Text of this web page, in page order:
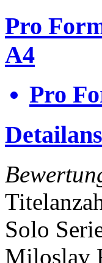
Pro
A4
Pro
Solo
Miloslav